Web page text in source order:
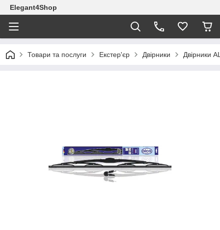
Elegant4Shop
Товари та послуги Екстер'єр Двірники Двірники